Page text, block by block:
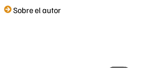
Sobre el autor